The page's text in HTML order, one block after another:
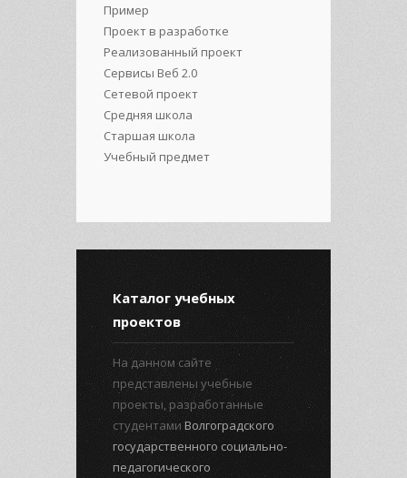
Пример
Проект в разработке
Реализованный проект
Сервисы Веб 2.0
Сетевой проект
Средняя школа
Старшая школа
Учебный предмет
Каталог учебных
проектов
На данном сайте
представлены учебные
проекты, разработанные
студентами Волгоградского
государственного социально-
педагогического